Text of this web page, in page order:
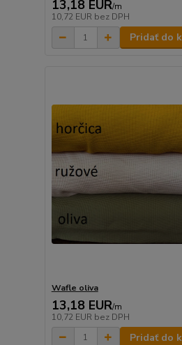
13,18 EUR/m
10,72 EUR bez DPH
Pridať do
Wafle oliva
13,18 EUR/m
10,72 EUR bez DPH
Pridať do